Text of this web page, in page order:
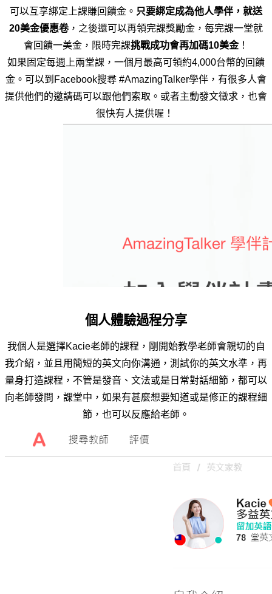
可以互享綁定上課賺回饋金。 只要綁定成為他人學伴，就送
20美金優惠卷，之後還可以再領完課獎勵金，每完課一堂就
會回饋一美金，限時完課挑戰成功會再加碼10美金！
如果固定每週上兩堂課，一個月最高可領約4,000台幣的回饋
金。可以到Facebook搜尋 #AmazingTalker學伴，有很多人會
提供他們的邀請碼可以跟他們索取。或者主動發文徵求，也會
很快有人提供喔！
個人體驗過程分享
我個人是選擇Kacie老師的課程，剛開始教學老師會親切的自
我介紹，並且用簡短的英文向你溝通，測試你的英文水準，再
量身打造課程，不管是發音、文法或是日常對話細節，都可以
向老師發問，課堂中，如果有甚麼想要知道或是修正的課程細
節，也可以反應給老師。